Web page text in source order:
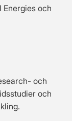
Energies och
och
och